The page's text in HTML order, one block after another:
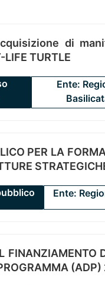
di
TURTLE
Ente:
PER LA
Ente:
FINANZIAMENTO